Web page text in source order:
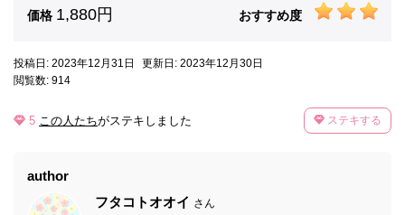
価格 1,880円 おすすめ度
投稿日: 2023年12月31日
更新日: 2023年12月30日
閲覧数: 914
5 この人たちがステキしました ステキする
author
フタコトオオイ さん